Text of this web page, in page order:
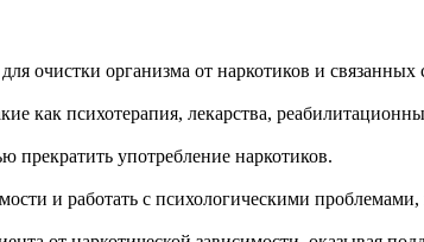
очистки организма от наркотиков и связанных
как психотерапия, лекарства,
употребление наркотиков.
и работать с психологическими